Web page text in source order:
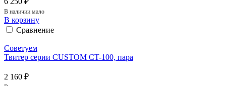
В наличии мало
В корзину
Сравнение
Советуем
Твитер серии CUSTOM CT-100, пара
2 160 ₽